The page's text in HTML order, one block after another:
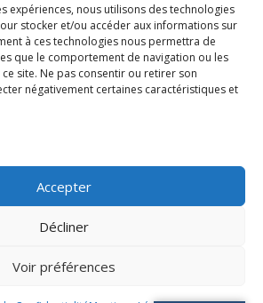
expériences, nous utilisons des technologies
stocker et/ou accéder aux informations sur
à ces technologies nous permettra de
que le comportement de navigation ou les
site. Ne pas consentir ou retirer son
négativement certaines caractéristiques et
Accepter
Décliner
Voir préférences
mairie@afa.corsica
Strada d’Afà – Merria 20167 Afa
– Réalisation